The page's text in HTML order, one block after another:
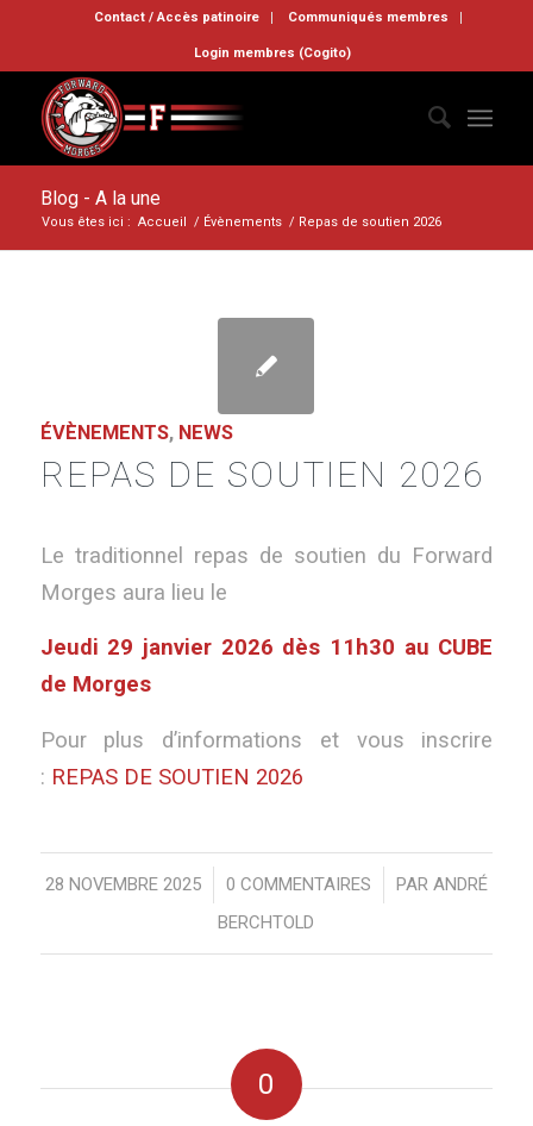
Contact / Accès patinoire Communiqués membres
Login membres (Cogito)
Blog - A la une
Vous êtes ici : Accueil / Évènements / Repas de soutien 2026
ÉVÈNEMENTS, NEWS
REPAS DE SOUTIEN 2026
Le traditionnel repas de soutien du Forward
Morges aura lieu le
Jeudi 29 janvier 2026 dès 11h30 au CUBE
de Morges
Pour plus d’informations et vous inscrire
: REPAS DE SOUTIEN 2026
28 NOVEMBRE 2025
/ 0 COMMENTAIRES
/ PAR ANDRÉ
BERCHTOLD
0